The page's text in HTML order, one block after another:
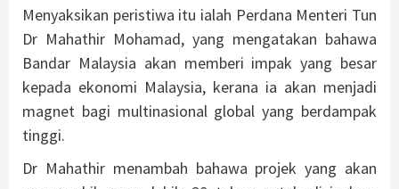
Menyaksikan peristiwa itu ialah Perdana Menteri Tun
Dr Mahathir Mohamad, yang mengatakan bahawa
Bandar Malaysia akan memberi impak yang besar
kepada ekonomi Malaysia, kerana ia akan menjadi
magnet bagi multinasional global yang berdampak
tinggi.
Dr Mahathir menambah bahawa projek yang akan